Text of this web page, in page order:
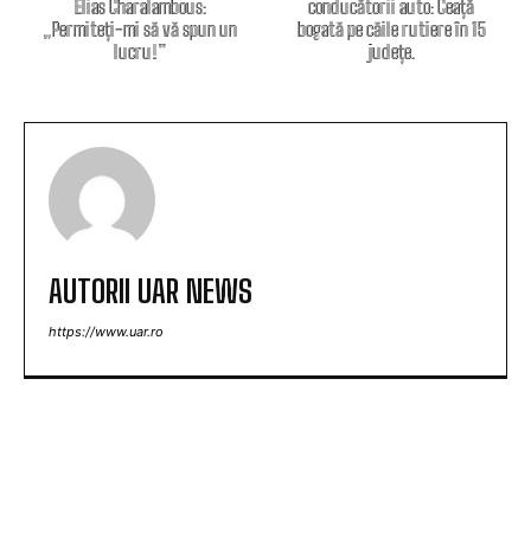
Elias Charalambous:
„Permiteți-mi să vă spun un
lucru!”
conducătorii auto: Ceață
bogată pe căile rutiere în 15
județe.
AUTORII UAR NEWS
https://www.uar.ro